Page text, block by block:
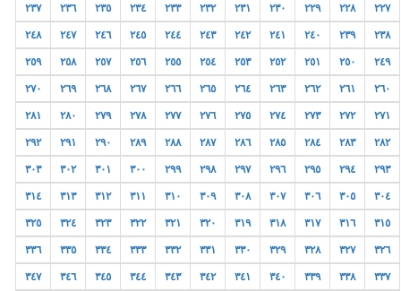
٢٢٧ ٢٢٨ ٢٢٩ ٢٣٠ ٢٣١ ٢٣٢ ٢٣٣ ٢٣٤ ٢٣٥ ٢٣٦ ٢٣٧
٢٣٨ ٢٣٩ ٢٤٠ ٢٤١ ٢٤٢ ٢٤٣ ٢٤٤ ٢٤٥ ٢٤٦ ٢٤٧ ٢٤٨
٢٤٩ ٢٥٠ ٢٥١ ٢٥٢ ٢٥٣ ٢٥٤ ٢٥٥ ٢٥٦ ٢٥٧ ٢٥٨ ٢٥٩
٢٦٠ ٢٦١ ٢٦٢ ٢٦٣ ٢٦٤ ٢٦٥ ٢٦٦ ٢٦٧ ٢٦٨ ٢٦٩ ٢٧٠
٢٧١ ٢٧٢ ٢٧٣ ٢٧٤ ٢٧٥ ٢٧٦ ٢٧٧ ٢٧٨ ٢٧٩ ٢٨٠ ٢٨١
٢٨٢ ٢٨٣ ٢٨٤ ٢٨٥ ٢٨٦ ٢٨٧ ٢٨٨ ٢٨٩ ٢٩٠ ٢٩١ ٢٩٢
٢٩٣ ٢٩٤ ٢٩٥ ٢٩٦ ٢٩٧ ٢٩٨ ٢٩٩ ٣٠٠ ٣٠١ ٣٠٢ ٣٠٣
٣٠٤ ٣٠٥ ٣٠٦ ٣٠٧ ٣٠٨ ٣٠٩ ٣١٠ ٣١١ ٣١٢ ٣١٣ ٣١٤
٣١٥ ٣١٦ ٣١٧ ٣١٨ ٣١٩ ٣٢٠ ٣٢١ ٣٢٢ ٣٢٣ ٣٢٤ ٣٢٥
٣٢٦ ٣٢٧ ٣٢٨ ٣٢٩ ٣٣٠ ٣٣١ ٣٣٢ ٣٣٣ ٣٣٤ ٣٣٥ ٣٣٦
٣٣٧ ٣٣٨ ٣٣٩ ٣٤٠ ٣٤١ ٣٤٢ ٣٤٣ ٣٤٤ ٣٤٥ ٣٤٦ ٣٤٧